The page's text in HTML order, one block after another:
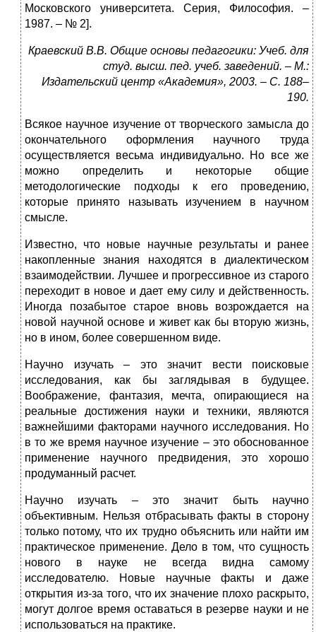
Московского университета. Серия, Философия. –
1987. – № 2].
Краевский В.В. Общие основы педагогики: Учеб. для
студ. высш. пед. учеб. заведений. – М.:
Издательский центр «Академия», 2003. – С. 188–
190.
Всякое научное изучение от творческого замысла до
окончательного оформления научного труда
осуществляется весьма индивидуально. Но все же
можно определить и некоторые общие
методологические подходы к его проведению,
которые принято называть изучением в научном
смысле.
Известно, что новые научные результаты и ранее
накопленные знания находятся в диалектическом
взаимодействии. Лучшее и прогрессивное из старого
переходит в новое и дает ему силу и действенность.
Иногда позабытое старое вновь возрождается на
новой научной основе и живет как бы вторую жизнь,
но в ином, более совершенном виде.
Научно изучать – это значит вести поисковые
исследования, как бы заглядывая в будущее.
Воображение, фантазия, мечта, опирающиеся на
реальные достижения науки и техники, являются
важнейшими факторами научного исследования. Но
в то же время научное изучение – это обоснованное
применение научного предвидения, это хорошо
продуманный расчет.
Научно изучать – это значит быть научно
объективным. Нельзя отбрасывать факты в сторону
только потому, что их трудно объяснить или найти им
практическое применение. Дело в том, что сущность
нового в науке не всегда видна самому
исследователю. Новые научные факты и даже
открытия из-за того, что их значение плохо раскрыто,
могут долгое время оставаться в резерве науки и не
использоваться на практике.